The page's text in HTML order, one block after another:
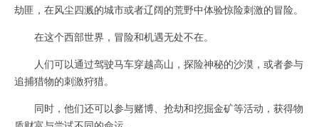
劫匪，在风尘四溅的城市或者辽阔的荒野中体验惊险刺激的冒险。
在这个西部世界，冒险和机遇无处不在。
人们可以通过驾驶马车穿越高山，探险神秘的沙漠，或者参与
追捕猎物的刺激狩猎。
同时，他们还可以参与赌博、抢劫和挖掘金矿等活动，获得物